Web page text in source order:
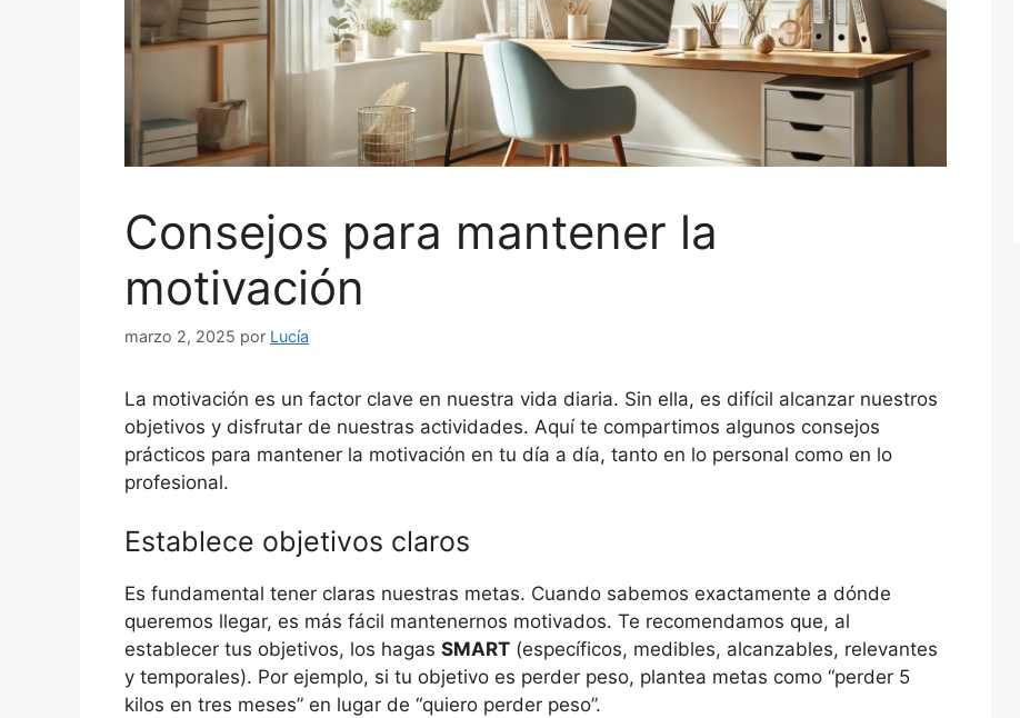
Consejos para mantener la
motivación
marzo 2, 2025 por Lucía
La motivación es un factor clave en nuestra vida diaria. Sin ella, es difícil alcanzar nuestros
objetivos y disfrutar de nuestras actividades. Aquí te compartimos algunos consejos
prácticos para mantener la motivación en tu día a día, tanto en lo personal como en lo
profesional.
Establece objetivos claros
Es fundamental tener claras nuestras metas. Cuando sabemos exactamente a dónde
queremos llegar, es más fácil mantenernos motivados. Te recomendamos que, al
establecer tus objetivos, los hagas SMART (específicos, medibles, alcanzables, relevantes
y temporales). Por ejemplo, si tu objetivo es perder peso, plantea metas como “perder 5
kilos en tres meses” en lugar de “quiero perder peso”.